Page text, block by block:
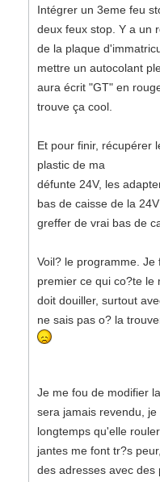
Intégrer un 3eme feu
deux feux stop. Y a un
de la plaque
mettre un autocolant
aura écrit "GT" en
trouve ça cool.
Et pour finir, récupérer
plastic de ma
défunte 24V, les
bas de caisse de la
greffer de vrai bas de
Voil? le programme. Je
premier ce qui co?te le
doit douiller, surtout
ne sais pas o? la
Je me fou de modifier
sera jamais revendu,
longtemps qu'elle
jantes me font tr?s
des adresses avec des